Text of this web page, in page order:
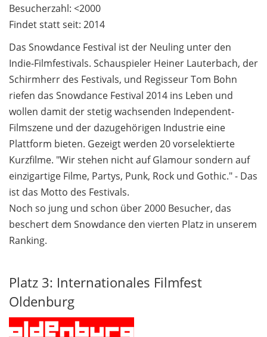
Besucherzahl: <2000
Findet statt seit: 2014
Das Snowdance Festival ist der Neuling unter den
Indie-Filmfestivals. Schauspieler Heiner Lauterbach, der
Schirmherr des Festivals, und Regisseur Tom Bohn
riefen das Snowdance Festival 2014 ins Leben und
wollen damit der stetig wachsenden Independent-
Filmszene und der dazugehörigen Industrie eine
Plattform bieten. Gezeigt werden 20 vorselektierte
Kurzfilme. "Wir stehen nicht auf Glamour sondern auf
einzigartige Filme, Partys, Punk, Rock und Gothic." - Das
ist das Motto des Festivals.
Noch so jung und schon über 2000 Besucher, das
beschert dem Snowdance den vierten Platz in unserem
Ranking.
Platz 3: Internationales Filmfest
Oldenburg